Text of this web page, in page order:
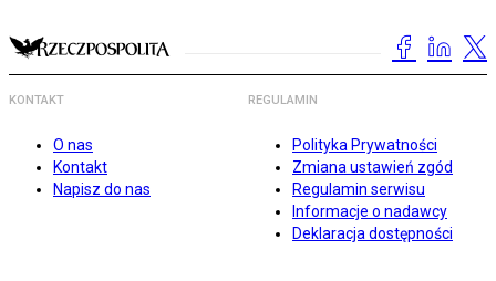
KONTAKT
O nas
Kontakt
Napisz do nas
REGULAMIN
Polityka Prywatności
Zmiana ustawień zgód
Regulamin serwisu
Informacje o nadawcy
Deklaracja dostępności